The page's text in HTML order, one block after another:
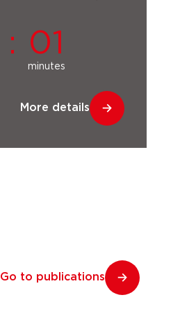
: 01
minutes
More details
Go to publications